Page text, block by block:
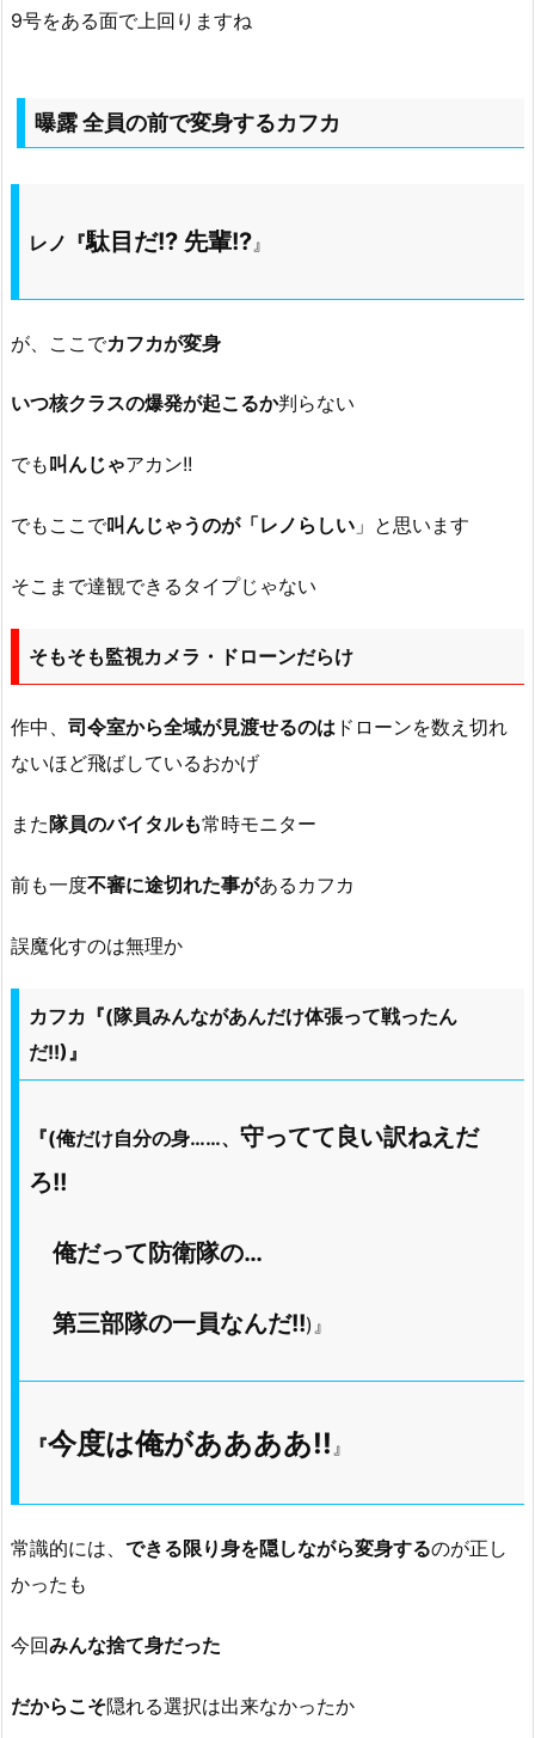
9号をある面で上回りますね
曝露 全員の前で変身するカフカ
レノ『駄目だ!? 先輩!?』
が、ここでカフカが変身
いつ核クラスの爆発が起こるか判らない
でも叫んじゃアカン!!
でもここで叫んじゃうのが「レノらしい 」と思います
そこまで達観できるタイプじゃない
そもそも監視カメラ・ドローンだらけ
作中、 司令室から全域が見渡せるのは ドローンを数え切れ
ないほど飛ばしているおかげ
また 隊員のバイタルも常時モニター
前も一度不審に途切れた事があるカフカ
誤魔化すのは無理か
カフカ『(隊員みんながあんだけ体張って戦ったん
だ!!)』
『(俺だけ自分の身……、 守ってて良い訳ねえだ
ろ!!
俺だって防衛隊の…
第三部隊の一員なんだ!!)』
『今度は俺がああああ!! 』
常識的には、 できる限り身を隠しながら変身するのが正し
かったも
今回みんな捨て身だった
だからこそ隠れる選択は出来なかったか